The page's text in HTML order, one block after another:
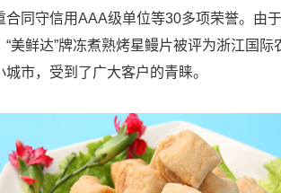
合同守信用AAA级单位等30多项荣誉。由
“美鲜达”牌冻煮熟烤星鳗片被评为浙江国
城市，受到了广大客户的青睐。